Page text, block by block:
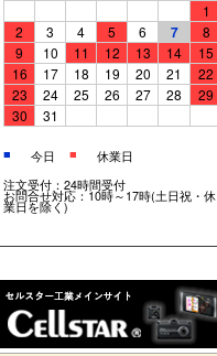
1
2
3 4 5 6 7
8
9
10 11 12 13 14
15
16
17 18 19 20 21
22
23
24 25 26 27 28
29
30
31
■ 今日 ■
休業日
注文受付：24時間受付
お問合せ対応：10時～17時(土日祝・休
業日を除く)